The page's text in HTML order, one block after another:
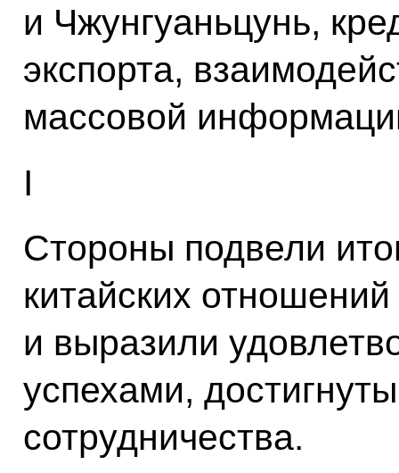
и Чжунгуаньцунь,
экспорта,
массовой
I
Стороны подвели
китайских
и выразили
успехами,
сотрудничества.